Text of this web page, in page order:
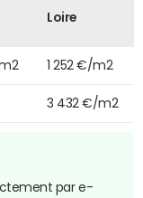
Loire
1 252 €/m2
3 432 €/m2
par e-